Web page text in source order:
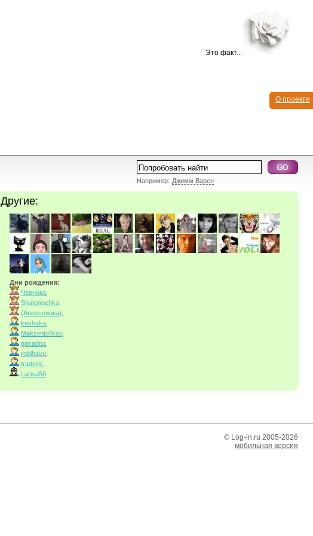
О проекте
Это факт...
Например: Джимм Варен
Другие:
Дни рождения:
Черника
Shatenochka
(Апельсинка)
keshaka
Maksimbi4kov,
gakabisi
robihavu
traderic
Larisa50
© Log-in.ru 2005-2026
мобильная версия